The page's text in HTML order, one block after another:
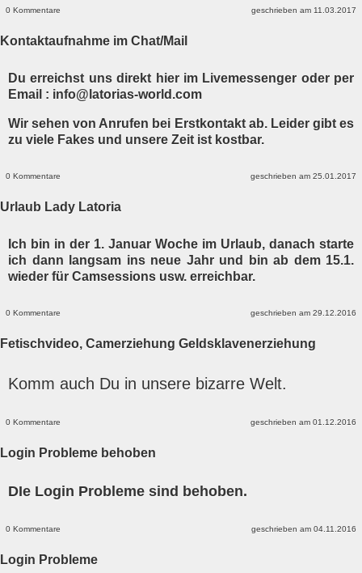
0 Kommentare geschrieben am 11.03.2017
Kontaktaufnahme im Chat/Mail
Du erreichst uns direkt hier im Livemessenger oder per
Email : info@latorias-world.com
Wir sehen von Anrufen bei Erstkontakt ab. Leider gibt es
zu viele Fakes und unsere Zeit ist kostbar.
0 Kommentare geschrieben am 25.01.2017
Urlaub Lady Latoria
Ich bin in der 1. Januar Woche im Urlaub, danach starte
ich dann langsam ins neue Jahr und bin ab dem 15.1.
wieder für Camsessions usw. erreichbar.
0 Kommentare geschrieben am 29.12.2016
Fetischvideo, Camerziehung Geldsklavenerziehung
Komm auch Du in unsere bizarre Welt.
0 Kommentare geschrieben am 01.12.2016
Login Probleme behoben
DIe Login Probleme sind behoben.
0 Kommentare geschrieben am 04.11.2016
Login Probleme